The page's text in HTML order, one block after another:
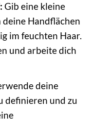
Gib eine kleine
Handflächen
im feuchten Haar.
und arbeite dich
deine
definieren und zu